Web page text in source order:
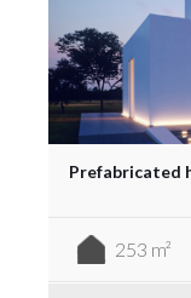
Prefabricated
253 m²